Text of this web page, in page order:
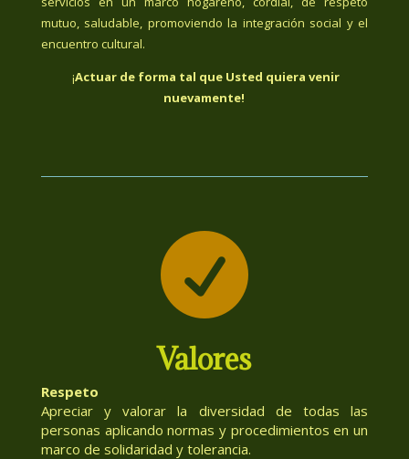
mutuo, saludable, promoviendo la integración social y el
encuentro cultural.
¡Actuar de forma tal que Usted quiera venir
nuevamente!

Valores
Respeto
Apreciar y valorar la diversidad de todas las
personas aplicando normas y procedimientos en un
marco de solidaridad y tolerancia.